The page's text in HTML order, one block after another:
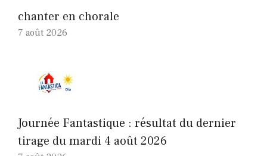
chanter en chorale
7 août 2026
Journée Fantastique : résultat du dernier
tirage du mardi 4 août 2026